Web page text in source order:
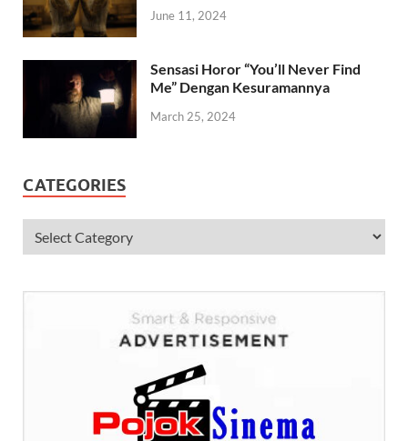
June 11, 2024
Sensasi Horor “You’ll Never Find
Me” Dengan Kesuramannya
March 25, 2024
CATEGORIES